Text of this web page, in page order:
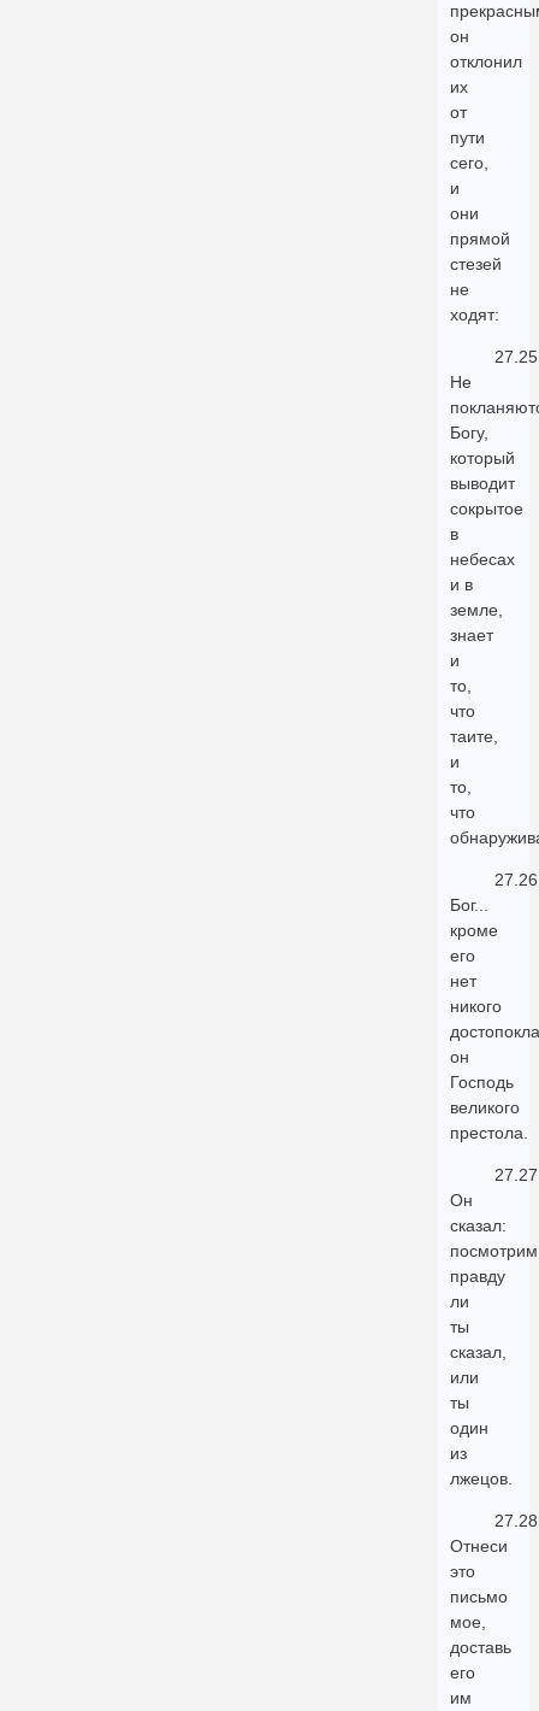
он
отклонил
их
от
пути
сего,
и
они
прямой
стезей
не
ходят:
27.25
Не
Богу,
который
выводит
сокрытое
в
небесах
и в
земле,
знает
и
то,
что
таите,
и
то,
что
27.26
Бог...
кроме
его
нет
никого
он
Господь
великого
престола.
27.27
Он
сказал:
правду
ли
ты
сказал,
или
ты
один
из
лжецов.
27.28
Отнеси
это
письмо
мое,
доставь
его
им